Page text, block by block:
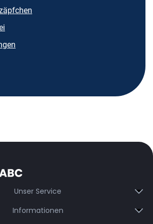
Unser Service
Informationen